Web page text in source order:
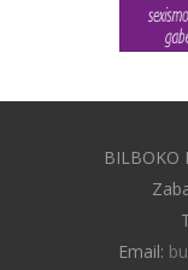
BILBOKO
Email: